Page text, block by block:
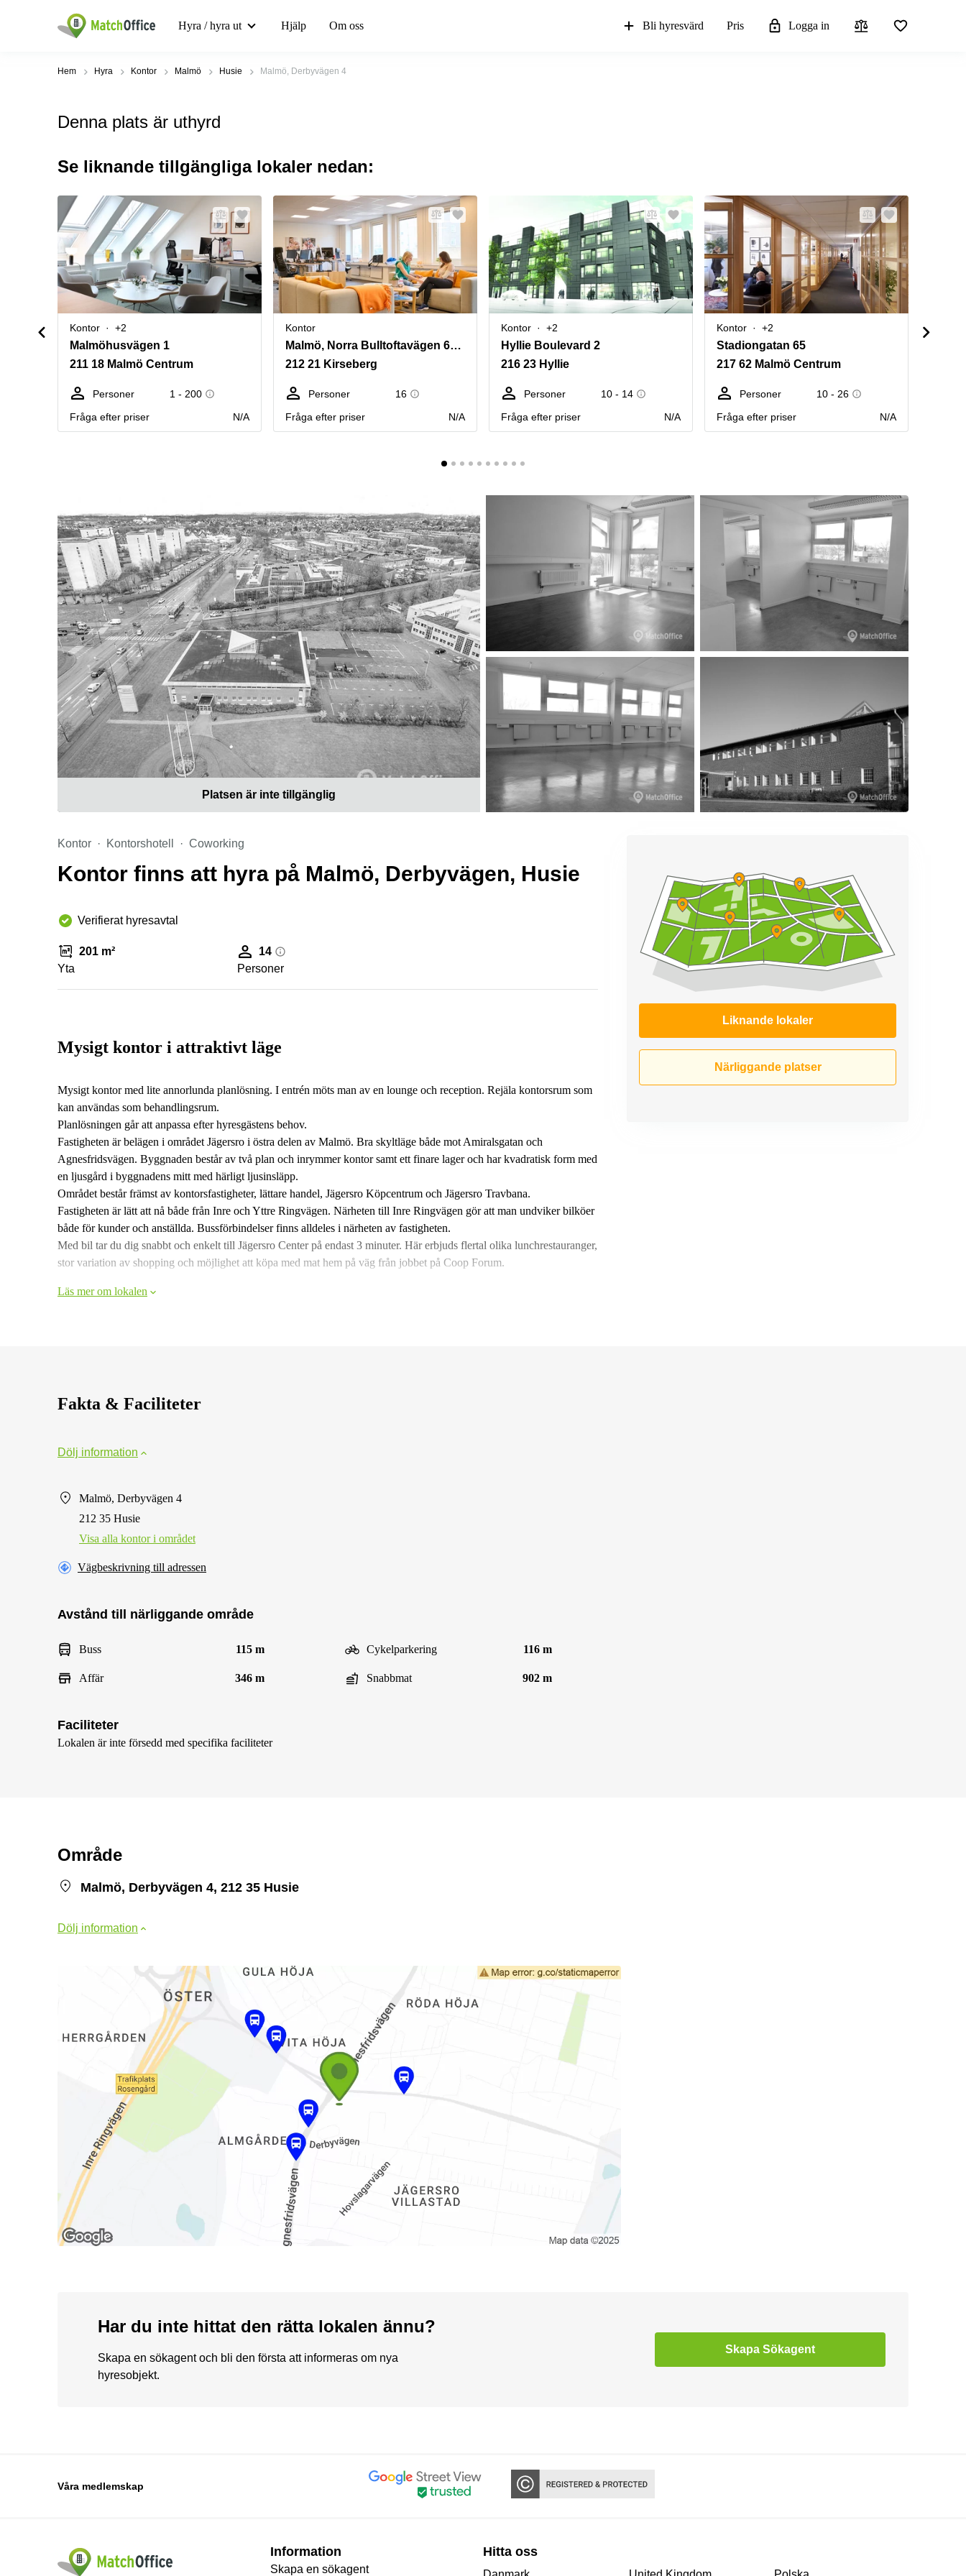
Hyra / hyra ut Hjälp Om oss Bli hyresvärd Pris Logga in
Hem Hyra Kontor Malmö Husie Malmö, Derbyvägen 4
Denna plats är uthyrd
Se liknande tillgängliga lokaler nedan:
Kontor +2
Malmöhusvägen 1
211 18 Malmö Centrum
Personer
1 - 200
Fråga efter priser
N/A
Kontor
Malmö, Norra Bulltoftavägen 65 G
212 21 Kirseberg
Personer
16
Fråga efter priser
N/A
Kontor +2
Hyllie Boulevard 2
216 23 Hyllie
Personer
10 - 14
Fråga efter priser
N/A
Kontor +2
Stadiongatan 65
217 62 Malmö Centrum
Personer
10 - 26
Fråga efter priser
N/A
Platsen är inte tillgänglig
Kontor Kontorshotell Coworking
Kontor finns att hyra på Malmö, Derbyvägen, Husie
Verifierat hyresavtal
201 m²
Yta
14
Personer
Liknande lokaler
Närliggande platser
Mysigt kontor i attraktivt läge
Mysigt kontor med lite annorlunda planlösning. I entrén möts man av en lounge och reception. Rejäla kontorsrum som
kan användas som behandlingsrum.
Planlösningen går att anpassa efter hyresgästens behov.
Fastigheten är belägen i området Jägersro i östra delen av Malmö. Bra skyltläge både mot Amiralsgatan och
Agnesfridsvägen. Byggnaden består av två plan och inrymmer kontor samt ett finare lager och har kvadratisk form med
en ljusgård i byggnadens mitt med härligt ljusinsläpp.
Området består främst av kontorsfastigheter, lättare handel, Jägersro Köpcentrum och Jägersro Travbana.
Fastigheten är lätt att nå både från Inre och Yttre Ringvägen. Närheten till Inre Ringvägen gör att man undviker bilköer
både för kunder och anställda. Bussförbindelser finns alldeles i närheten av fastigheten.
Med bil tar du dig snabbt och enkelt till Jägersro Center på endast 3 minuter. Här erbjuds flertal olika lunchrestauranger,
stor variation av shopping och möjlighet att köpa med mat hem på väg från jobbet på Coop Forum.
Läs mer om lokalen
Fakta & Faciliteter
Dölj information
Malmö, Derbyvägen 4
212 35 Husie
Visa alla kontor i området
Vägbeskrivning till adressen
Avstånd till närliggande område
Buss 115 m Cykelparkering 116 m
Affär 346 m Snabbmat 902 m
Faciliteter
Lokalen är inte försedd med specifika faciliteter
Område
Malmö, Derbyvägen 4, 212 35 Husie
Dölj information
Har du inte hittat den rätta lokalen ännu?
Skapa en sökagent och bli den första att informeras om nya
hyresobjekt.
Skapa Sökagent
Våra medlemskap
Information
Skapa en sökagent
Hitta oss